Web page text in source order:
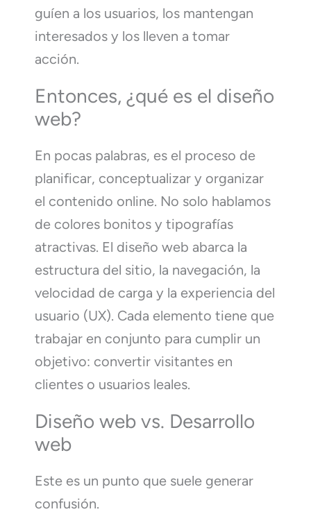
guíen a los usuarios, los mantengan
interesados y los lleven a tomar
acción.
Entonces, ¿qué es el diseño
web?
En pocas palabras, es el proceso de
planificar, conceptualizar y organizar
el contenido online. No solo hablamos
de colores bonitos y tipografías
atractivas. El diseño web abarca la
estructura del sitio, la navegación, la
velocidad de carga y la experiencia del
usuario (UX). Cada elemento tiene que
trabajar en conjunto para cumplir un
objetivo: convertir visitantes en
clientes o usuarios leales.
Diseño web vs. Desarrollo
web
Este es un punto que suele generar
confusión.